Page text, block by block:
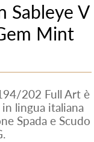
Sableye V
Mint
202 Full Art è
lingua italiana
Spada e Scudo